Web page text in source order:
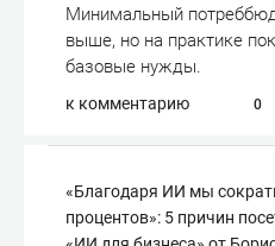
Минимальный
выше, но на практике
базовые нужды.
к комментарию 0
«Благодаря ИИ мы
процентов»: 5 причин